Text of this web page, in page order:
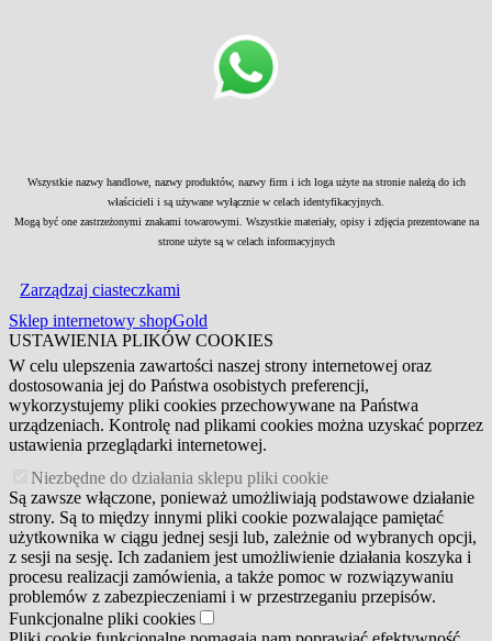
Wszystkie nazwy handlowe, nazwy produktów, nazwy firm i ich loga użyte na stronie należą do ich
właścicieli i są używane wyłącznie w celach identyfikacyjnych.
Mogą być one zastrzeżonymi znakami towarowymi. Wszystkie materiały, opisy i zdjęcia prezentowane na
strone użyte są w celach informacyjnych
Zarządzaj ciasteczkami
Sklep internetowy shopGold
USTAWIENIA PLIKÓW COOKIES
W celu ulepszenia zawartości naszej strony internetowej oraz
dostosowania jej do Państwa osobistych preferencji,
wykorzystujemy pliki cookies przechowywane na Państwa
urządzeniach. Kontrolę nad plikami cookies można uzyskać poprzez
ustawienia przeglądarki internetowej.
Niezbędne do działania sklepu pliki cookie
Są zawsze włączone, ponieważ umożliwiają podstawowe działanie
strony. Są to między innymi pliki cookie pozwalające pamiętać
użytkownika w ciągu jednej sesji lub, zależnie od wybranych opcji,
z sesji na sesję. Ich zadaniem jest umożliwienie działania koszyka i
procesu realizacji zamówienia, a także pomoc w rozwiązywaniu
problemów z zabezpieczeniami i w przestrzeganiu przepisów.
Funkcjonalne pliki cookies